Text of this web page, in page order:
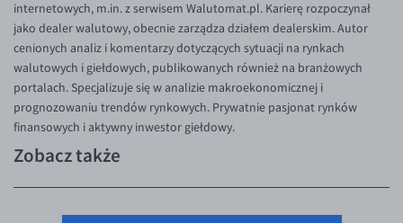
internetowych, m.in. z serwisem Walutomat.pl. Karierę rozpoczynał
jako dealer walutowy, obecnie zarządza działem dealerskim. Autor
cenionych analiz i komentarzy dotyczących sytuacji na rynkach
walutowych i giełdowych, publikowanych również na branżowych
portalach. Specjalizuje się w analizie makroekonomicznej i
prognozowaniu trendów rynkowych. Prywatnie pasjonat rynków
finansowych i aktywny inwestor giełdowy.
Zobacz także